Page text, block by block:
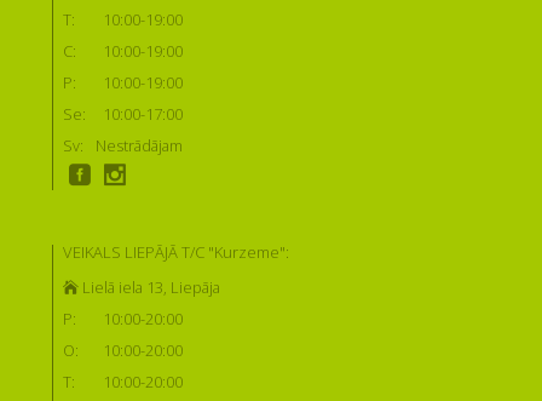
T:
10:00-19:00
C:
10:00-19:00
P:
10:00-19:00
Se:
10:00-17:00
Sv:
Nestrādājam
VEIKALS LIEPĀJĀ T/C "Kurzeme":
Lielā iela 13, Liepāja
P:
10:00-20:00
O:
10:00-20:00
T:
10:00-20:00